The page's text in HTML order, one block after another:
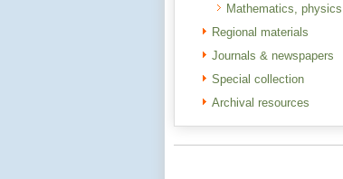
Mathematics, physics
Regional materials
Journals & newspapers
Special collection
Archival resources